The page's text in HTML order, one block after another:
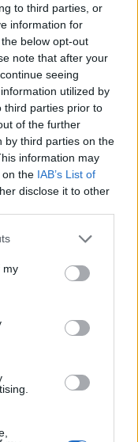
to third parties, or
information for
below opt-out
note that after your
seeing
utilized by
third parties prior to
of the further
by third parties on the
information may
on the IAB’s List of
disclose it to other
my
26
27
Sá
Do
1
2
3
8 9
10
16
17
24
1